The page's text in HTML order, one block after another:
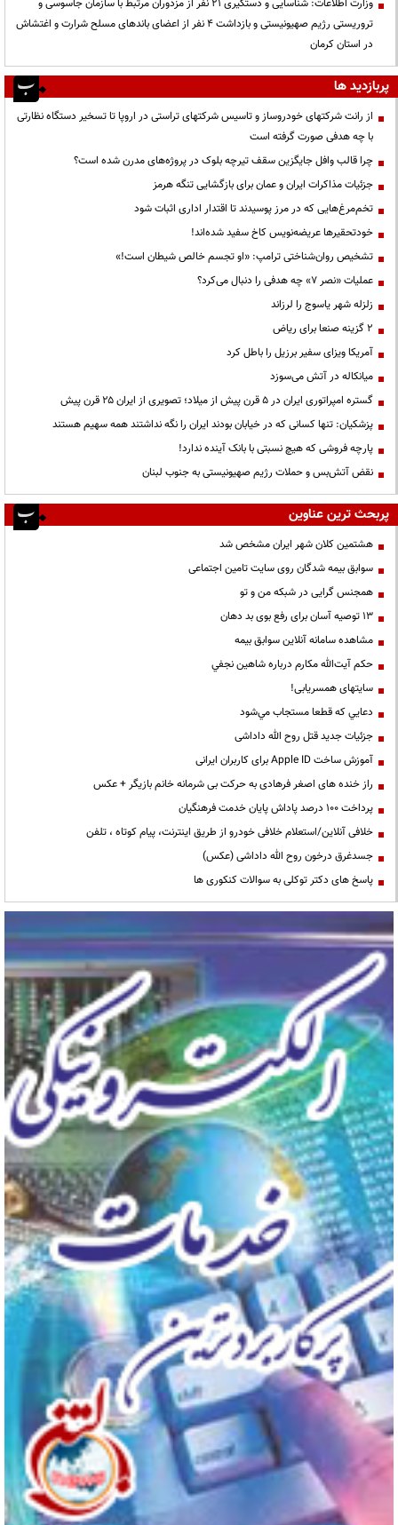
وزارت اطلاعات: شناسایی و دستگیری ۲۱ نفر از مزدوران مرتبط با سازمان جاسوسی و
تروریستی رژیم صهیونیستی و بازداشت ۴ نفر از اعضای باندهای مسلح شرارت و اغتشاش
در استان کرمان
پربازدید ها
از رانت‌ شرکتهای خودروساز و تاسیس شرکتهای تراستی در اروپا تا تسخیر دستگاه نظارتی
با چه هدفی صورت گرفته است
چرا قالب وافل جایگزین سقف تیرچه بلوک در پروژه‌های مدرن شده است؟
جزئیات مذاکرات ایران و عمان برای بازگشایی تنگه هرمز
تخم‌مرغ‌هایی که در مرز پوسیدند تا اقتدار اداری اثبات شود
خودتحقیرها عریضه‌نویس کاخ سفید شده‌اند!
تشخیص روان‌شناختی ترامپ: «او تجسم خالص شیطان است!»
عملیات «نصر ۷» چه هدفی را دنبال می‌کرد؟
زلزله شهر یاسوج را لرزاند
۲ گزینه صنعا برای ریاض
آمریکا ویزای سفیر برزیل را باطل کرد
میانکاله در آتش می‌سوزد
گستره امپراتوری ایران در ۵ قرن پیش از میلاد؛ تصویری از ایران ۲۵ قرن پیش
پزشکیان: تنها کسانی که در خیابان بودند ایران را نگه نداشتند همه سهیم هستند
پارچه فروشی که هیچ نسبتی با بانک آینده ندارد!
نقض آتش‌بس و حملات رژیم صهیونیستی به جنوب لبنان
پربحث ترین عناوین
هشتمین کلان شهر ایران مشخص شد
سوابق بیمه شدگان روی سایت تامین اجتماعی
همجنس گرایی در شبکه من و تو
13 توصیه آسان برای رفع بوی بد دهان
مشاهده سامانه آنلاين سوابق بیمه
حكم آيت‌الله مكارم درباره شاهين نجفي
سایتهای همسریابی!
دعايي كه قطعا مستجاب مي‌شود
جزئیات جدید قتل روح الله داداشی
آموزش ساخت Apple ID برای کاربران ایرانی
راز خنده های اصغر فرهادی به حرکت بی شرمانه خانم بازیگر + عکس
پرداخت ۱۰۰ درصد پاداش پایان خدمت فرهنگیان
خلافی آنلاین/استعلام خلافی خودرو از طریق اینترنت، پیام کوتاه ، تلفن
جسدغرق درخون روح الله داداشی (عکس)
پاسخ های دکتر توکلی به سوالات کنکوری ها